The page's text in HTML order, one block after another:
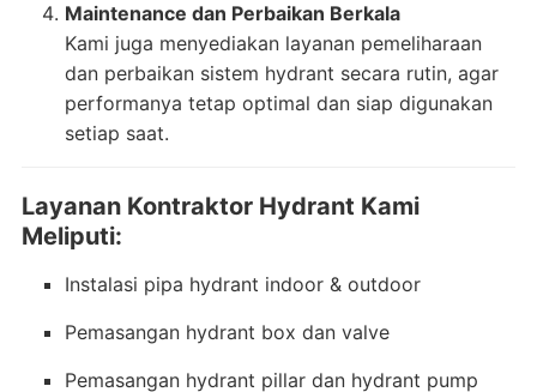
Maintenance dan Perbaikan Berkala
Kami juga menyediakan layanan pemeliharaan
dan perbaikan sistem hydrant secara rutin, agar
performanya tetap optimal dan siap digunakan
setiap saat.
Layanan Kontraktor Hydrant Kami
Meliputi:
Instalasi pipa hydrant indoor & outdoor
Pemasangan hydrant box dan valve
Pemasangan hydrant pillar dan hydrant pump